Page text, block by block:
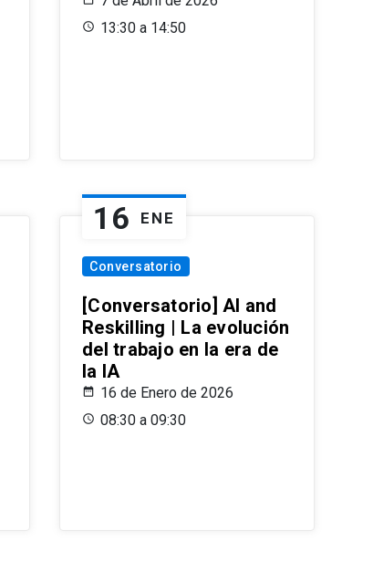
13:30 a 14:50
16 ENE
Conversatorio
[Conversatorio] AI and
Reskilling | La evolución
del trabajo en la era de
la IA
16 de Enero de 2026
08:30 a 09:30